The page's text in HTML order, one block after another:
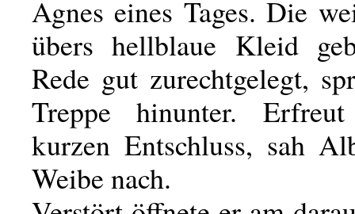
Agnes eines Tages. Die
übers hellblaue Kleid
Rede gut zurechtgelegt,
Treppe hinunter.
kurzen Entschluss, sah
Weibe nach.